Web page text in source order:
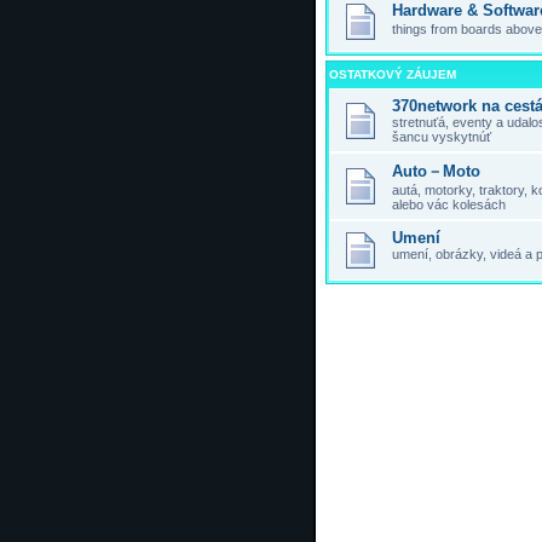
Hardware &
things from boards
OSTATKOVÝ ZÁUJEM
370network na
stretnuťá, eventy a
šancu vyskytnúť
Auto－Moto
autá, motorky, traktory,
alebo vác kolesách
Umení
umení, obrázky, videá a